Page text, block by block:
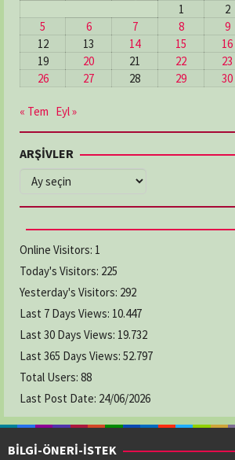
1
2
5
6 7 8 9
12
13 14 15 16
19
20 21 22 23
26
27 28 29 30
« Tem Eyl »
ARŞİVLER
ARŞİVLER
Online Visitors: 1
Today's Visitors: 225
Yesterday's Visitors: 292
Last 7 Days Views: 10.447
Last 30 Days Views: 19.732
Last 365 Days Views: 52.797
Total Users: 88
Last Post Date: 24/06/2026
BİLGİ-ÖNERİ-İSTEK